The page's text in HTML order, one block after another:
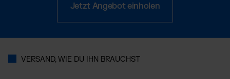
Jetzt Angebot einholen
VERSAND, WIE DU IHN BRAUCHST